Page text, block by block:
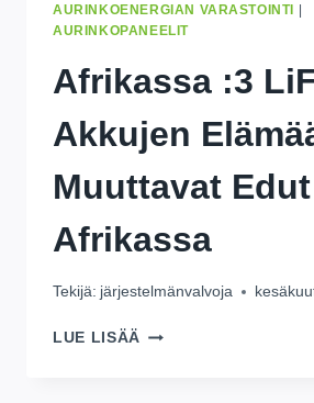
AURINKOENERGIAN VARASTOINTI
AURINKOPANEELIT
Afrikassa :3
Akkujen
Muuttavat Edut
Afrikassa
Tekijä: järjestelmänvalvoja
LUE LISÄÄ AFRIKASSA